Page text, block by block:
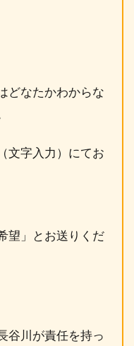
どなたかわからな
文字入力）にてお
望」とお送りくだ
川が責任を持っ